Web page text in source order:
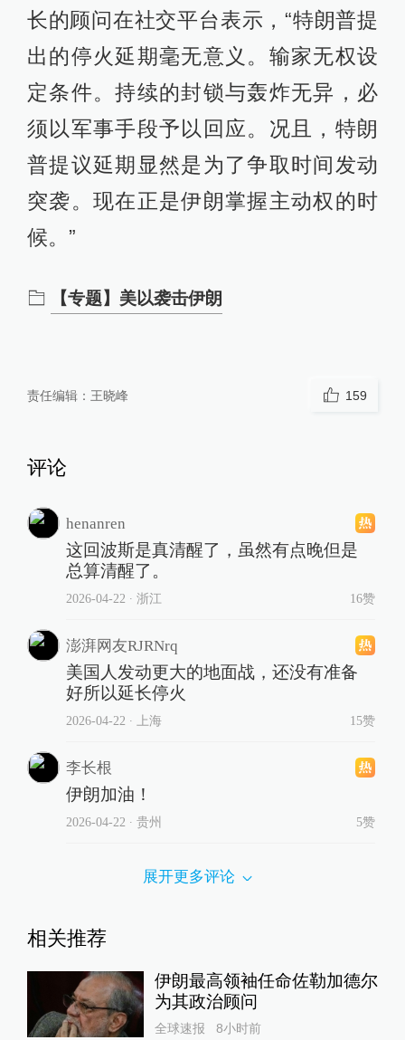
长的顾问在社交平台表示，“特朗普提
出的停火延期毫无意义。输家无权设
定条件。持续的封锁与轰炸无异，必
须以军事手段予以回应。况且，特朗
普提议延期显然是为了争取时间发动
突袭。现在正是伊朗掌握主动权的时
候。”
【专题】美以袭击伊朗
责任编辑： 王晓峰 159
评论
henanren
这回波斯是真清醒了，虽然有点晚但是
总算清醒了。
2026-04-22 ∙ 浙江 16赞
澎湃网友RJRNrq
美国人发动更大的地面战，还没有准备
好所以延长停火
2026-04-22 ∙ 上海 15赞
李长根
伊朗加油！
2026-04-22 ∙ 贵州 5赞
展开更多评论
相关推荐
伊朗最高领袖任命佐勒加德尔
为其政治顾问
全球速报
8小时前